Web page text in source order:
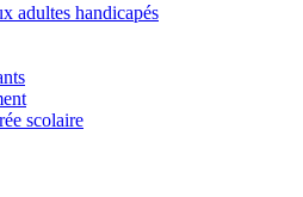
adultes handicapés
scolaire